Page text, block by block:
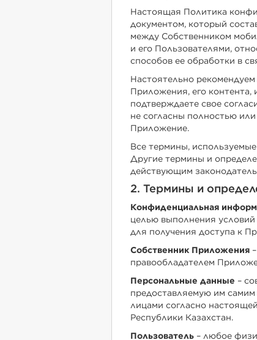
Настоящая Политика
документом, который
между Собственником
и его Пользователями,
способов ее обработки в
Настоятельно
Приложения, его контента,
подтверждаете свое
не согласны полностью
Приложение.
Все термины,
Другие термины и
действующим
2. Термины и
Конфиденциальная
целью выполнения
для получения доступа к
Собственник Приложения
правообладателем
Персональные данные –
предоставляемую им
лицами согласно
Республики Казахстан.
Пользователь – любое